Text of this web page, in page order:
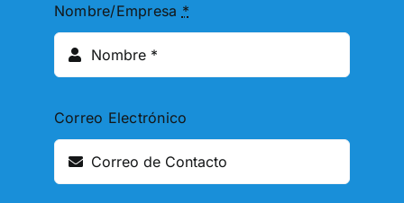
Nombre/Empresa *
Correo Electrónico